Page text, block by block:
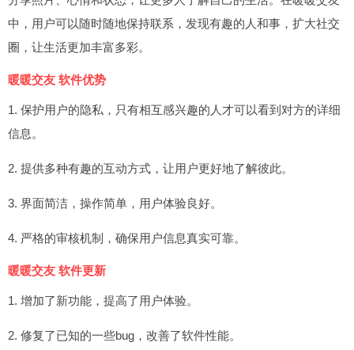
中，用户可以随时随地保持联系，发现有趣的人和事，扩大社交
圈，让生活更加丰富多彩。
暖暖交友 软件优势
1. 保护用户的隐私，只有相互感兴趣的人才可以看到对方的详细
信息。
2. 提供多种有趣的互动方式，让用户更好地了解彼此。
3. 界面简洁，操作简单，用户体验良好。
4. 严格的审核机制，确保用户信息真实可靠。
暖暖交友 软件更新
1. 增加了新功能，提高了用户体验。
2. 修复了已知的一些bug，改善了软件性能。